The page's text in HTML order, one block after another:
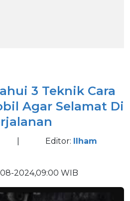
3 Teknik Cara
Agar Selamat Di
Editor: Ilham
2024,09:00 WIB